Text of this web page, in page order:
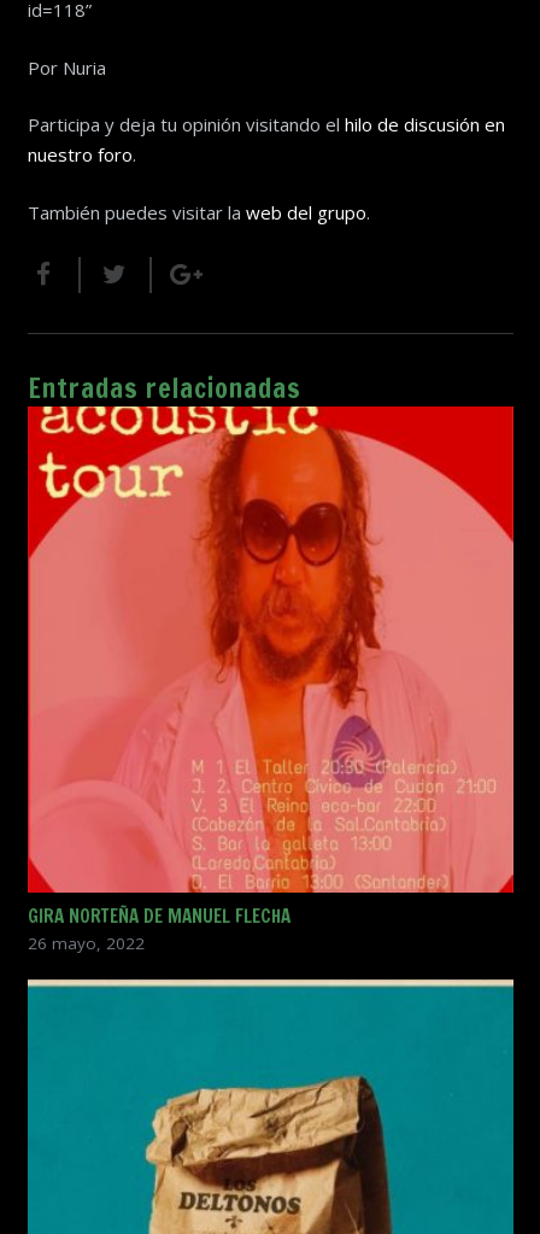
id=118”
Por Nuria
Participa y deja tu opinión visitando el hilo de discusión en
nuestro foro.
También puedes visitar la web del grupo.
Entradas relacionadas
GIRA NORTEÑA DE MANUEL FLECHA
26 mayo, 2022